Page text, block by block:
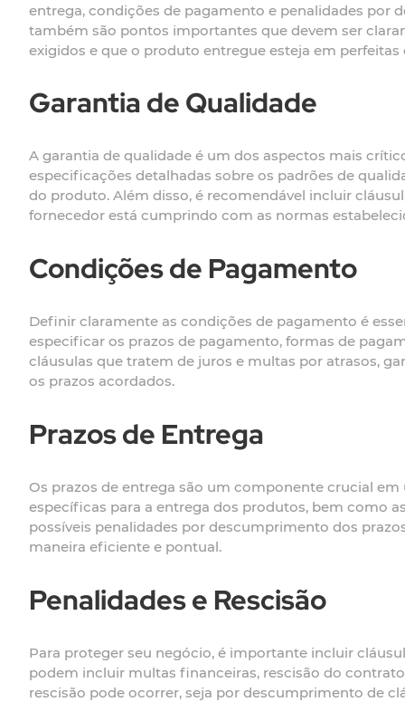
entrega, condições de pagamento e penalidades por
também são pontos importantes que devem ser
exigidos e que o produto entregue esteja em
Garantia de Qualidade
A garantia de qualidade é um dos aspectos mais
especificações detalhadas sobre os padrões de
do produto. Além disso, é recomendável incluir
fornecedor está cumprindo com as normas
Condições de Pagamento
Definir claramente as condições de pagamento é
especificar os prazos de pagamento, formas de
cláusulas que tratem de juros e multas por atrasos,
os prazos acordados.
Prazos de Entrega
Os prazos de entrega são um componente crucial
específicas para a entrega dos produtos, bem como
possíveis penalidades por descumprimento dos
maneira eficiente e pontual.
Penalidades e Rescisão
Para proteger seu negócio, é importante incluir
podem incluir multas financeiras, rescisão do
rescisão pode ocorrer, seja por descumprimento de